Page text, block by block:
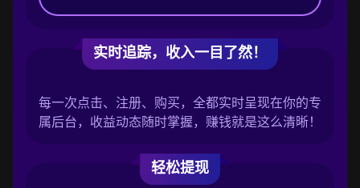
实时追踪，收入一目了然！
每一次点击、注册、购买，全都实时呈现在你的专
属后台，收益动态随时掌握，赚钱就是这么清晰！
轻松提现